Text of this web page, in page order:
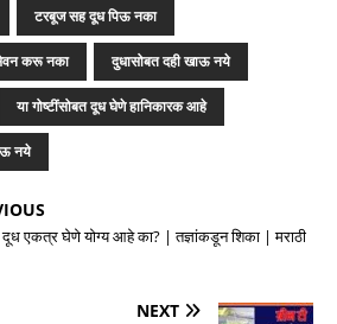
टरबूज सह दूध पिऊ नका
करू नका दुधासोबत दही खाऊ नये
या गोष्टींसोबत दूध घेणे हानिकारक आहे
नये
एकत्र घेणे योग्य आहे का? | तज्ञांकडून शिका | मराठी
NEXT